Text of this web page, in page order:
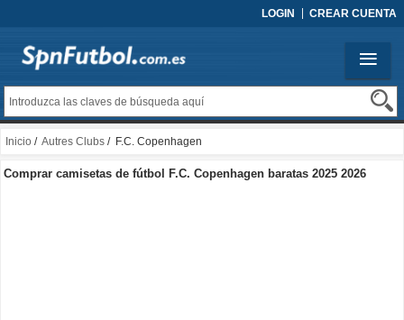
LOGIN CREAR CUENTA
Inicio / Autres Clubs / F.C. Copenhagen
Comprar camisetas de fútbol F.C. Copenhagen baratas 2025 2026